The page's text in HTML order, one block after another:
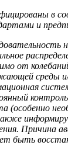
в
и
от
среды и/
(особенно
Причина
быть